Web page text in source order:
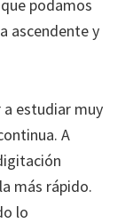
podamos
ascendente y
estudiar muy
A
más rápido.
lo